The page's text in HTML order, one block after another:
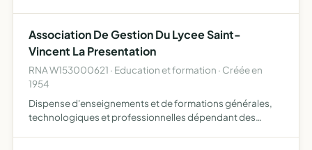
Association De Gestion Du Lycee Saint-
Vincent La Presentation
RNA W153000621 · Education et formation · Créée en
1954
Dispense d'enseignements et de formations générales,
technologiques et professionnelles dépendant des